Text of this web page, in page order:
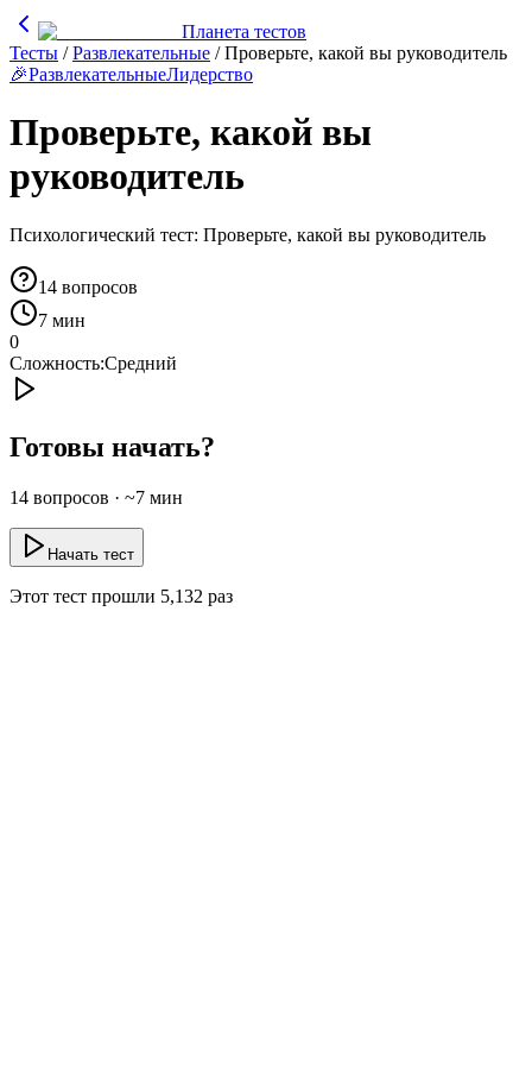
Планета тестов
Тесты /Развлекательные /Проверьте, какой вы руководитель
🎉РазвлекательныеЛидерство
Проверьте, какой вы
руководитель
Психологический тест: Проверьте, какой вы руководитель
14 вопросов
7 мин
0
Сложность:Средний
Готовы начать?
14 вопросов · ~7 мин
Начать тест
Этот тест прошли 5,132 раз